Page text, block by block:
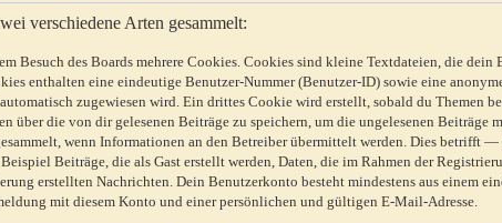
verschiedene Arten gesammelt:
Besuch des Boards mehrere Cookies. Cookies sind kleine Textdateien, die dein
enthalten eine eindeutige Benutzer-Nummer (Benutzer-ID) sowie eine
zugewiesen wird. Ein drittes Cookie wird erstellt, sobald du Themen
über die von dir gelesenen Beiträge zu speichern, um die ungelesenen Beiträge
wenn Informationen an den Betreiber übermittelt werden. Dies betrifft —
Beiträge, die als Gast erstellt werden, Daten, die im Rahmen der
erstellten Nachrichten. Dein Benutzerkonto besteht mindestens aus einem
mit diesem Konto und einer persönlichen und gültigen E-Mail-Adresse.